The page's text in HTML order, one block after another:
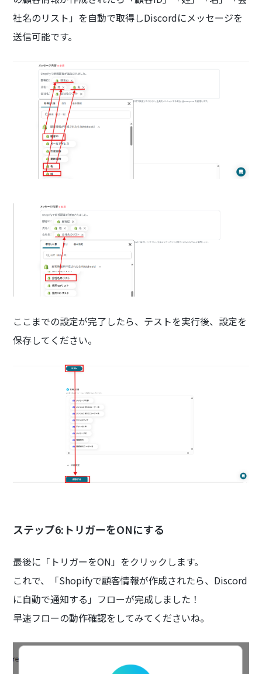
社名のリスト」を自動で取得しDiscordにメッセージを
送信可能です。
ここまでの設定が完了したら、テストを実行後、設定を
保存してください。
ステップ6:トリガーをONにする
最後に「トリガーをON」をクリックします。
これで、「Shopifyで顧客情報が作成されたら、Discord
に自動で通知する」フローが完成しました！
早速フローの動作確認をしてみてくださいね。